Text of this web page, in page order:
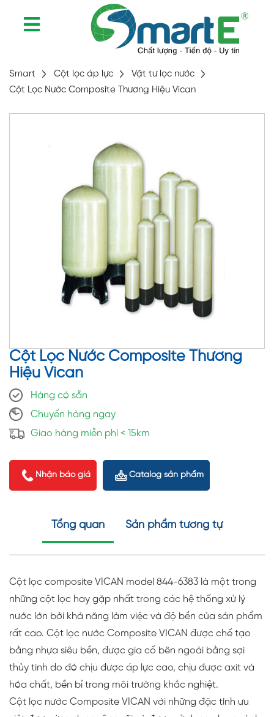
Smart Cột lọc áp lực
Vật tư lọc nước
Cột Lọc Nước Composite Thương Hiệu Vican
Cột Lọc Nước Composite Thương
Hiệu Vican
Hàng có sẵn
Chuyển hàng ngay
Giao hàng miễn phí < 15km
Nhận báo giá Catalog sản phẩm
Tổng quan Sản phẩm tương tự
Cột lọc composite VICAN model 844-6383 là một trong
những cột lọc hay gặp nhất trong các hệ thống xử lý
nước lớn bởi khả năng làm việc và độ bền của sản phẩm
rất cao. Cột lọc nước Composite VICAN được chế tạo
bằng nhựa siêu bền, được gia cố bên ngoài bằng sợi
thủy tinh do đó chịu được áp lực cao, chịu được axit và
hóa chất, bền bỉ trong môi trường khắc nghiệt.
Cột lọc nước Composite VICAN với những đặc tính ưu